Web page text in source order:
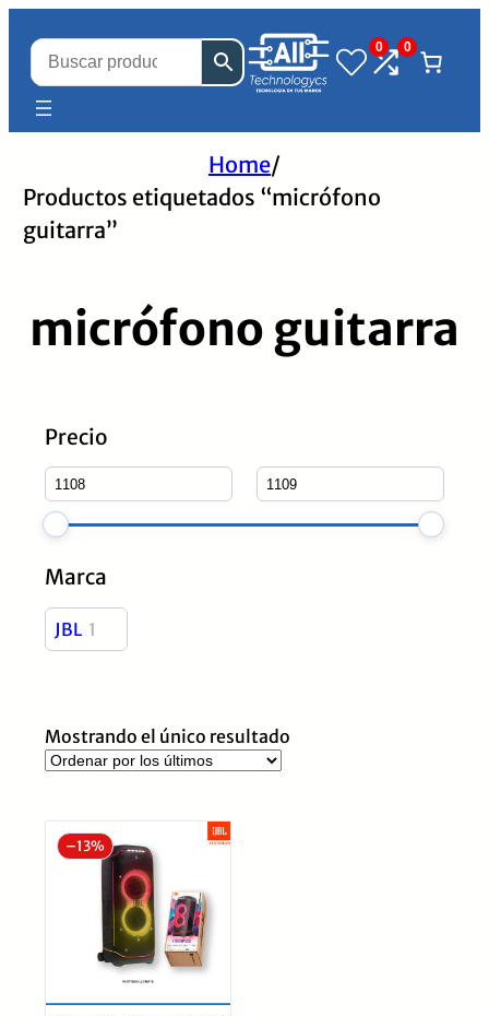
0 0
Home/
Productos etiquetados “micrófono
guitarra”
micrófono guitarra
Precio
Marca
JBL 1
Mostrando el único resultado
–13%